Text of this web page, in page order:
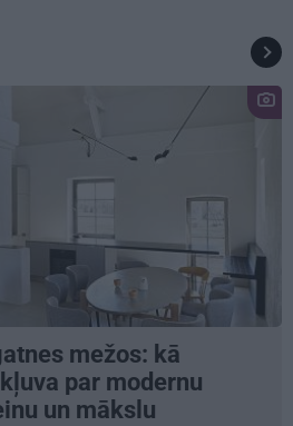
mežos: kā
par modernu
un mākslu